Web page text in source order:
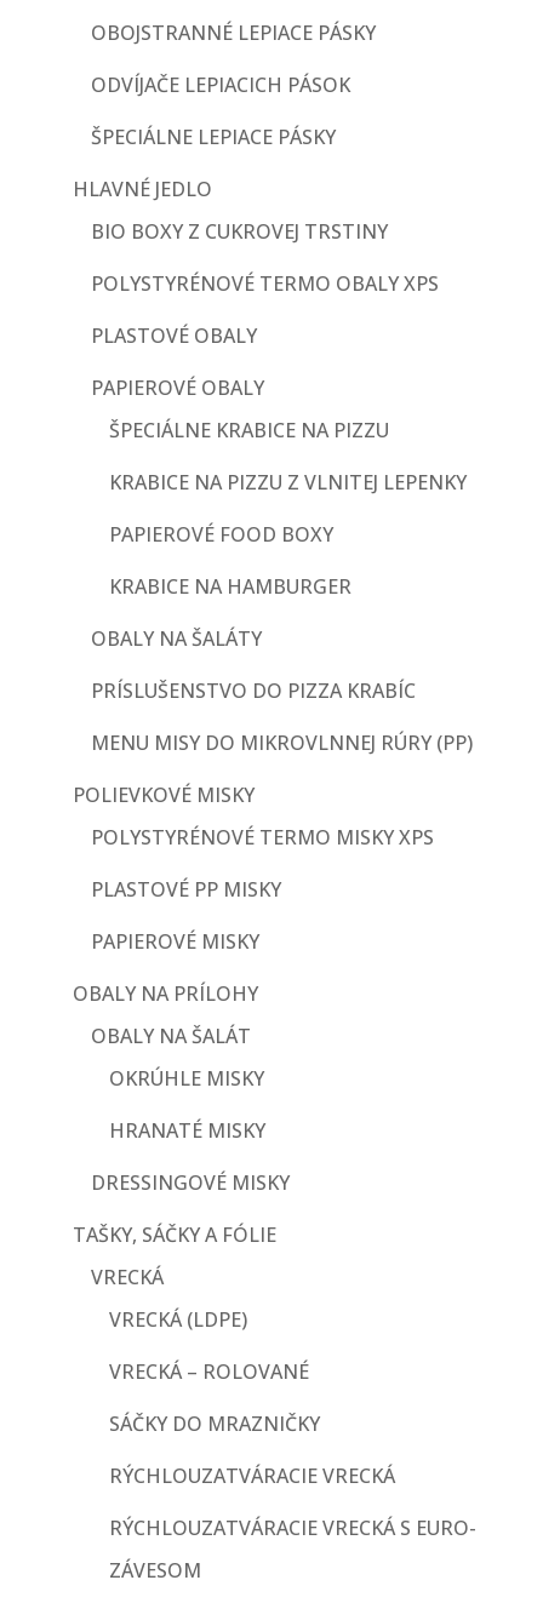
OBOJSTRANNÉ LEPIACE PÁSKY
ODVÍJAČE LEPIACICH PÁSOK
ŠPECIÁLNE LEPIACE PÁSKY
HLAVNÉ JEDLO
BIO BOXY Z CUKROVEJ TRSTINY
POLYSTYRÉNOVÉ TERMO OBALY XPS
PLASTOVÉ OBALY
PAPIEROVÉ OBALY
ŠPECIÁLNE KRABICE NA PIZZU
KRABICE NA PIZZU Z VLNITEJ LEPENKY
PAPIEROVÉ FOOD BOXY
KRABICE NA HAMBURGER
OBALY NA ŠALÁTY
PRÍSLUŠENSTVO DO PIZZA KRABÍC
MENU MISY DO MIKROVLNNEJ RÚRY (PP)
POLIEVKOVÉ MISKY
POLYSTYRÉNOVÉ TERMO MISKY XPS
PLASTOVÉ PP MISKY
PAPIEROVÉ MISKY
OBALY NA PRÍLOHY
OBALY NA ŠALÁT
OKRÚHLE MISKY
HRANATÉ MISKY
DRESSINGOVÉ MISKY
TAŠKY, SÁČKY A FÓLIE
VRECKÁ
VRECKÁ (LDPE)
VRECKÁ – ROLOVANÉ
SÁČKY DO MRAZNIČKY
RÝCHLOUZATVÁRACIE VRECKÁ
RÝCHLOUZATVÁRACIE VRECKÁ S EURO-
ZÁVESOM